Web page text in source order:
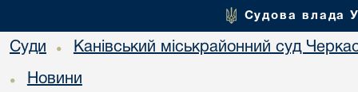
Судова влада
Суди • Канівський міськрайонний суд
• Новини